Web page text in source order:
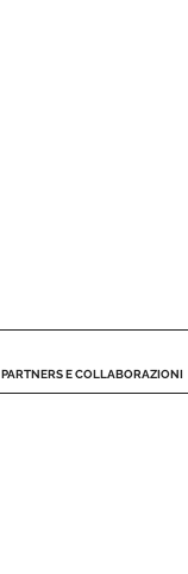
PARTNERS E COLLABORAZIONI